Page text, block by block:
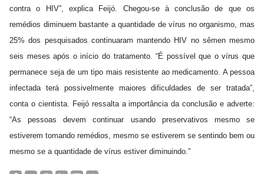
contra o HIV”, explica Feijó. Chegou-se à conclusão de que os
remédios diminuem bastante a quantidade de vírus no organismo, mas
25% dos pesquisados continuaram mantendo HIV no sêmen mesmo
seis meses após o início do tratamento. “É possível que o vírus que
permanece seja de um tipo mais resistente ao medicamento. A pessoa
infectada terá possivelmente maiores dificuldades de ser tratada”,
conta o cientista. Feijó ressalta a importância da conclusão e adverte:
“As pessoas devem continuar usando preservativos mesmo se
estiverem tomando remédios, mesmo se estiverem se sentindo bem ou
mesmo se a quantidade de vírus estiver diminuindo.”